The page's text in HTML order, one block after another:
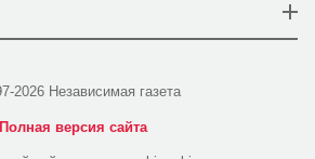
2026 Независимая газета
Полная версия сайта